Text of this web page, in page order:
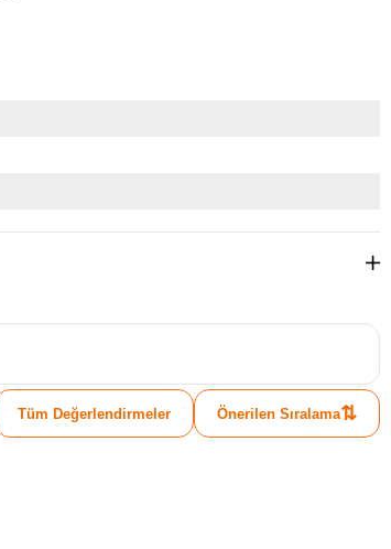
Tüm Değerlendirmeler Önerilen Sıralama⇅